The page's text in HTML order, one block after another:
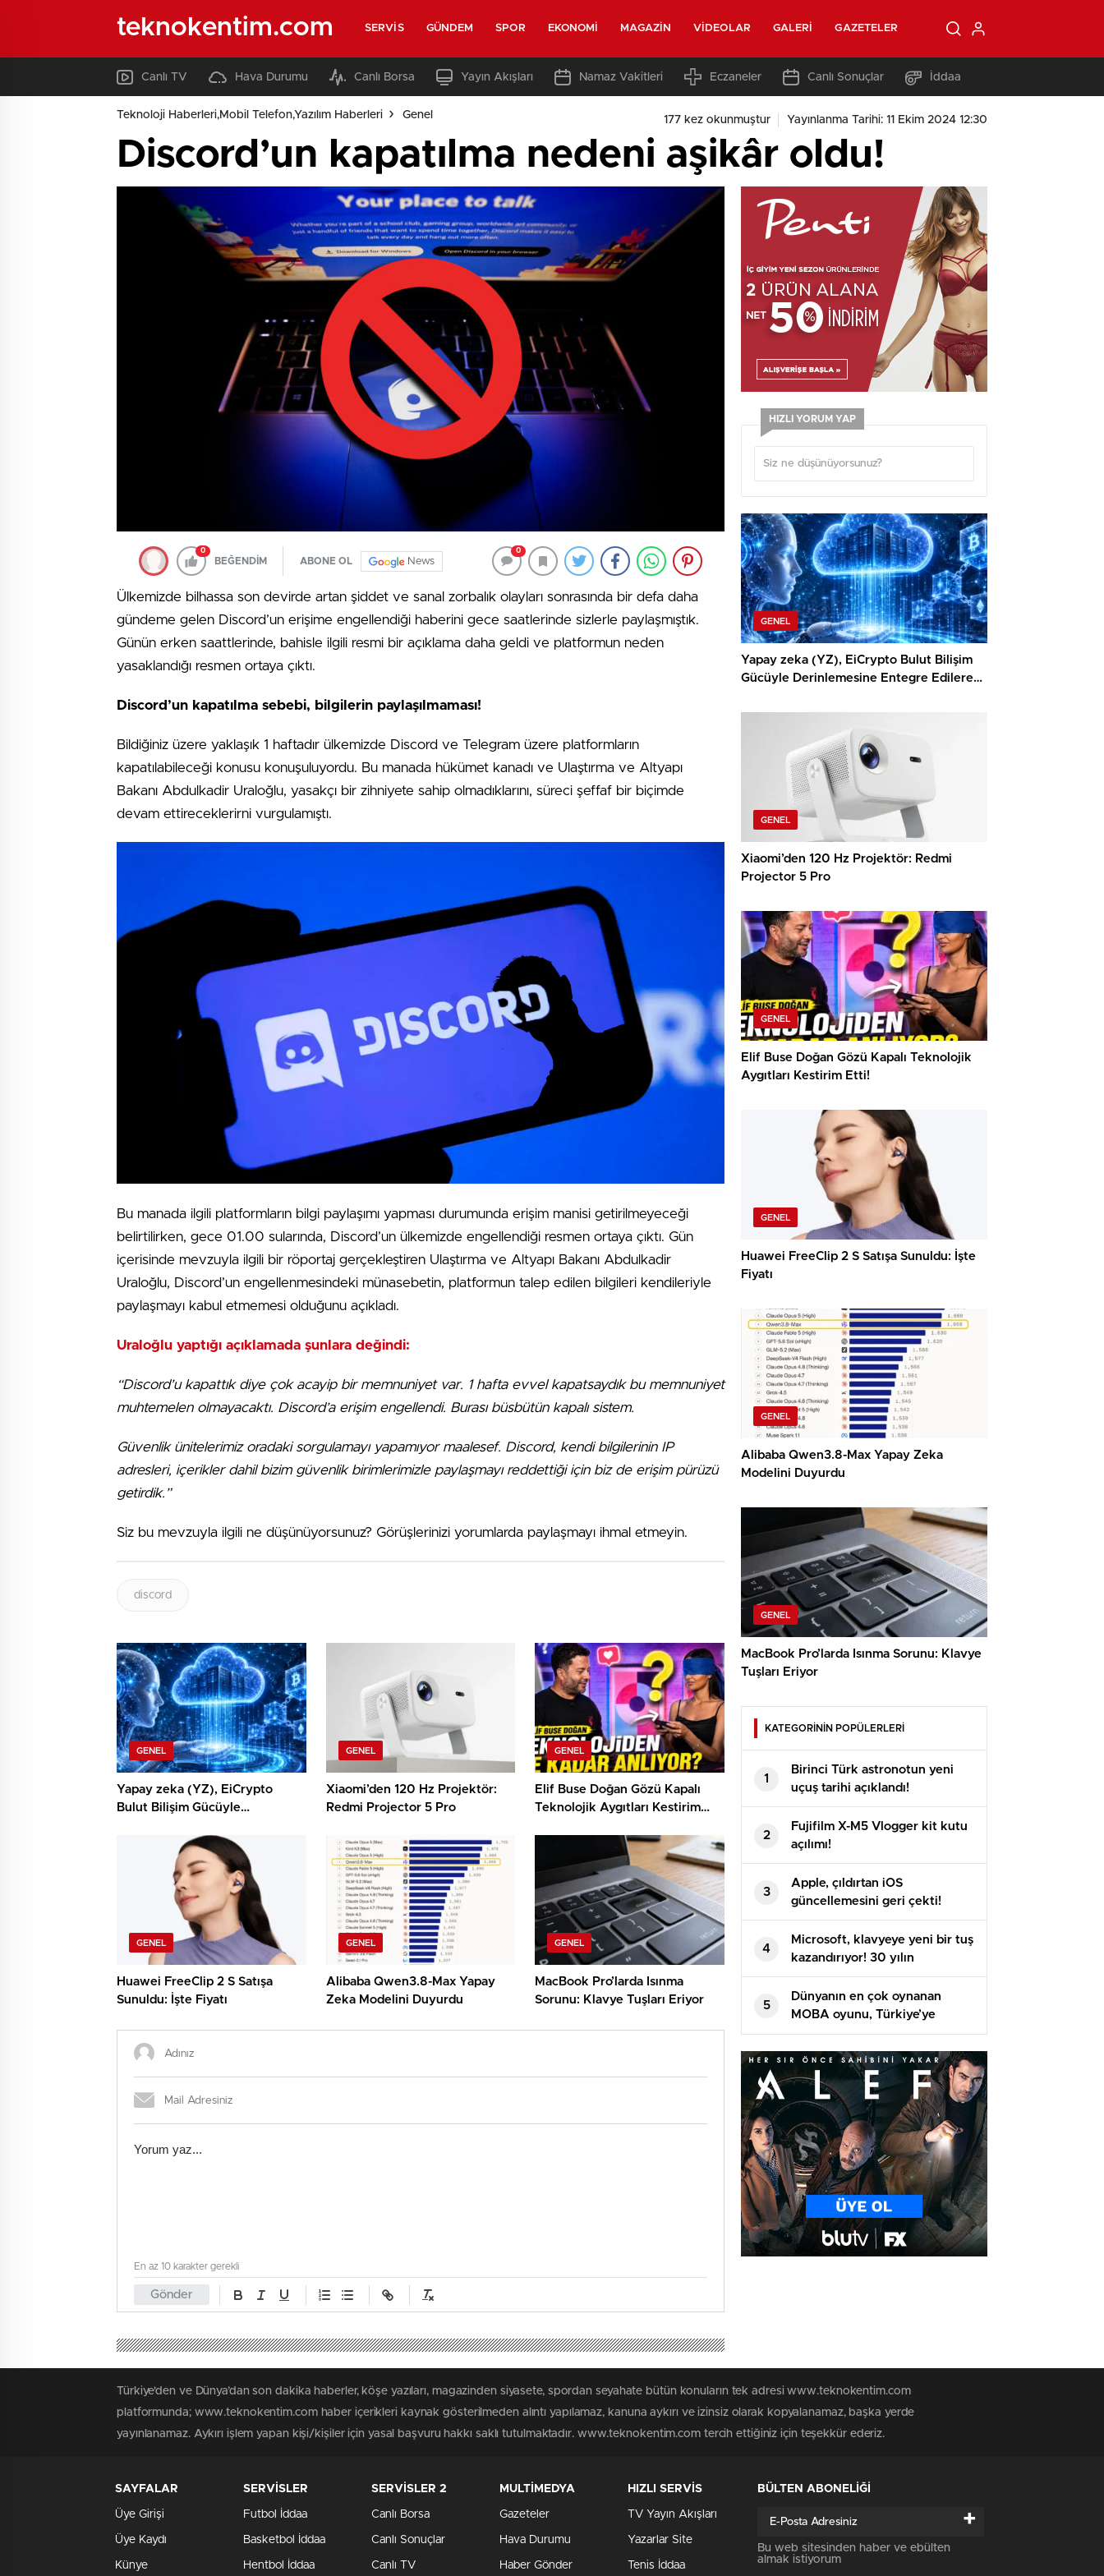
teknokentim.com SERVIS GÜNDEM SPOR EKONOMI MAGAZIN VIDEOLAR GALERI GAZETELER
Canlı TV Hava Durumu Canlı Borsa Yayın Akışları Namaz Vakitleri Eczaneler Canlı Sonuçlar İddaa
Teknoloji Haberleri,Mobil Telefon,Yazılım Haberleri Genel 177 kez okunmuştur Yayınlanma Tarihi: 11 Ekim 2024 12:30
Discord’un kapatılma nedeni aşikâr oldu!
0
BEĞENDİM ABONE OL News
0
Ülkemizde bilhassa son devirde artan şiddet ve sanal zorbalık olayları sonrasında bir defa daha
gündeme gelen Discord’un erişime engellendiği haberini gece saatlerinde sizlerle paylaşmıştık.
Günün erken saattlerinde, bahisle ilgili resmi bir açıklama daha geldi ve platformun neden
yasaklandığı resmen ortaya çıktı.
Discord’un kapatılma sebebi, bilgilerin paylaşılmaması!
Bildiğiniz üzere yaklaşık 1 haftadır ülkemizde Discord ve Telegram üzere platformların
kapatılabileceği konusu konuşuluyordu. Bu manada hükümet kanadı ve Ulaştırma ve Altyapı
Bakanı Abdulkadir Uraloğlu, yasakçı bir zihniyete sahip olmadıklarını, süreci şeffaf bir biçimde
devam ettireceklerirni vurgulamıştı.
Bu manada ilgili platformların bilgi paylaşımı yapması durumunda erişim manisi getirilmeyeceği
belirtilirken, gece 01.00 sularında, Discord’un ülkemizde engellendiği resmen ortaya çıktı. Gün
içerisinde mevzuyla ilgili bir röportaj gerçekleştiren Ulaştırma ve Altyapı Bakanı Abdulkadir
Uraloğlu, Discord’un engellenmesindeki münasebetin, platformun talep edilen bilgileri kendileriyle
paylaşmayı kabul etmemesi olduğunu açıkladı.
Uraloğlu yaptığı açıklamada şunlara değindi:
“Discord’u kapattık diye çok acayip bir memnuniyet var. 1 hafta evvel kapatsaydık bu memnuniyet
muhtemelen olmayacaktı. Discord’a erişim engellendi. Burası büsbütün kapalı sistem.
Güvenlik ünitelerimiz oradaki sorgulamayı yapamıyor maalesef. Discord, kendi bilgilerinin IP
adresleri, içerikler dahil bizim güvenlik birimlerimizle paylaşmayı reddettiği için biz de erişim pürüzü
getirdik.”
Siz bu mevzuyla ilgili ne düşünüyorsunuz? Görüşlerinizi yorumlarda paylaşmayı ihmal etmeyin.
discord
GENEL
Yapay zeka (YZ), EiCrypto
Bulut Bilişim Gücüyle
Edilerek, Türklerin Ayda 12.120
Dolar Pasif Gelir Elde
Etmelerine Basitçe Yardımcı
GENEL
Xiaomi’den 120 Hz Projektör:
Redmi Projector 5 Pro
GENEL
Elif Buse Doğan Gözü Kapalı
Teknolojik Aygıtları Kestirim
GENEL
Huawei FreeClip 2 S Satışa
Sunuldu: İşte Fiyatı
GENEL
Alibaba Qwen3.8-Max Yapay
Zeka Modelini Duyurdu
GENEL
MacBook Pro’larda Isınma
Sorunu: Klavye Tuşları Eriyor
Gönder
En az 10 karakter gerekli
HIZLI YORUM YAP
GENEL
Yapay zeka (YZ), EiCrypto Bulut Bilişim
Gücüyle Derinlemesine Entegre Edilerek,
Elde Etmelerine Basitçe Yardımcı Oluyor
GENEL
Xiaomi’den 120 Hz Projektör: Redmi
Projector 5 Pro
GENEL
Elif Buse Doğan Gözü Kapalı Teknolojik
Aygıtları Kestirim Etti!
GENEL
Huawei FreeClip 2 S Satışa Sunuldu: İşte
Fiyatı
GENEL
Alibaba Qwen3.8-Max Yapay Zeka
Modelini Duyurdu
GENEL
MacBook Pro’larda Isınma Sorunu: Klavye
Tuşları Eriyor
KATEGORİNİN POPÜLERLERİ
1
Birinci Türk astronotun yeni
uçuş tarihi açıklandı!
2
Fujifilm X-M5 Vlogger kit kutu
açılımı!
3
Apple, çıldırtan iOS
güncellemesini geri çekti!
4
Microsoft, klavyeye yeni bir tuş
kazandırıyor! 30 yılın
ardından…
5
Dünyanın en çok oynanan
MOBA oyunu, Türkiye’ye
geliyor!
Türkiye'den ve Dünya’dan son dakika haberler, köşe yazıları, magazinden siyasete, spordan seyahate bütün konuların tek adresi www.teknokentim.com
platformunda; www.teknokentim.com haber içerikleri kaynak gösterilmeden alıntı yapılamaz, kanuna aykırı ve izinsiz olarak kopyalanamaz, başka yerde
yayınlanamaz. Aykırı işlem yapan kişi/kişiler için yasal başvuru hakkı saklı tutulmaktadır. www.teknokentim.com tercih ettiğiniz için teşekkür ederiz.
SAYFALAR
Üye Girişi
Üye Kaydı
Künye
SERVİSLER
Futbol İddaa
Basketbol İddaa
Hentbol İddaa
SERVİSLER 2
Canlı Borsa
Canlı Sonuçlar
Canlı TV
MULTİMEDYA
Gazeteler
Hava Durumu
Haber Gönder
HIZLI SERVİS
TV Yayın Akışları
Yazarlar Site
Tenis İddaa
BÜLTEN ABONELİĞİ
+
Bu web sitesinden haber ve ebülten
almak istiyorum